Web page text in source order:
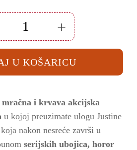
+
U KOŠARICU
mračna i krvava akcijska
u kojoj preuzimate ulogu Justine
nakon nesreće završi u
serijskih ubojica, horor